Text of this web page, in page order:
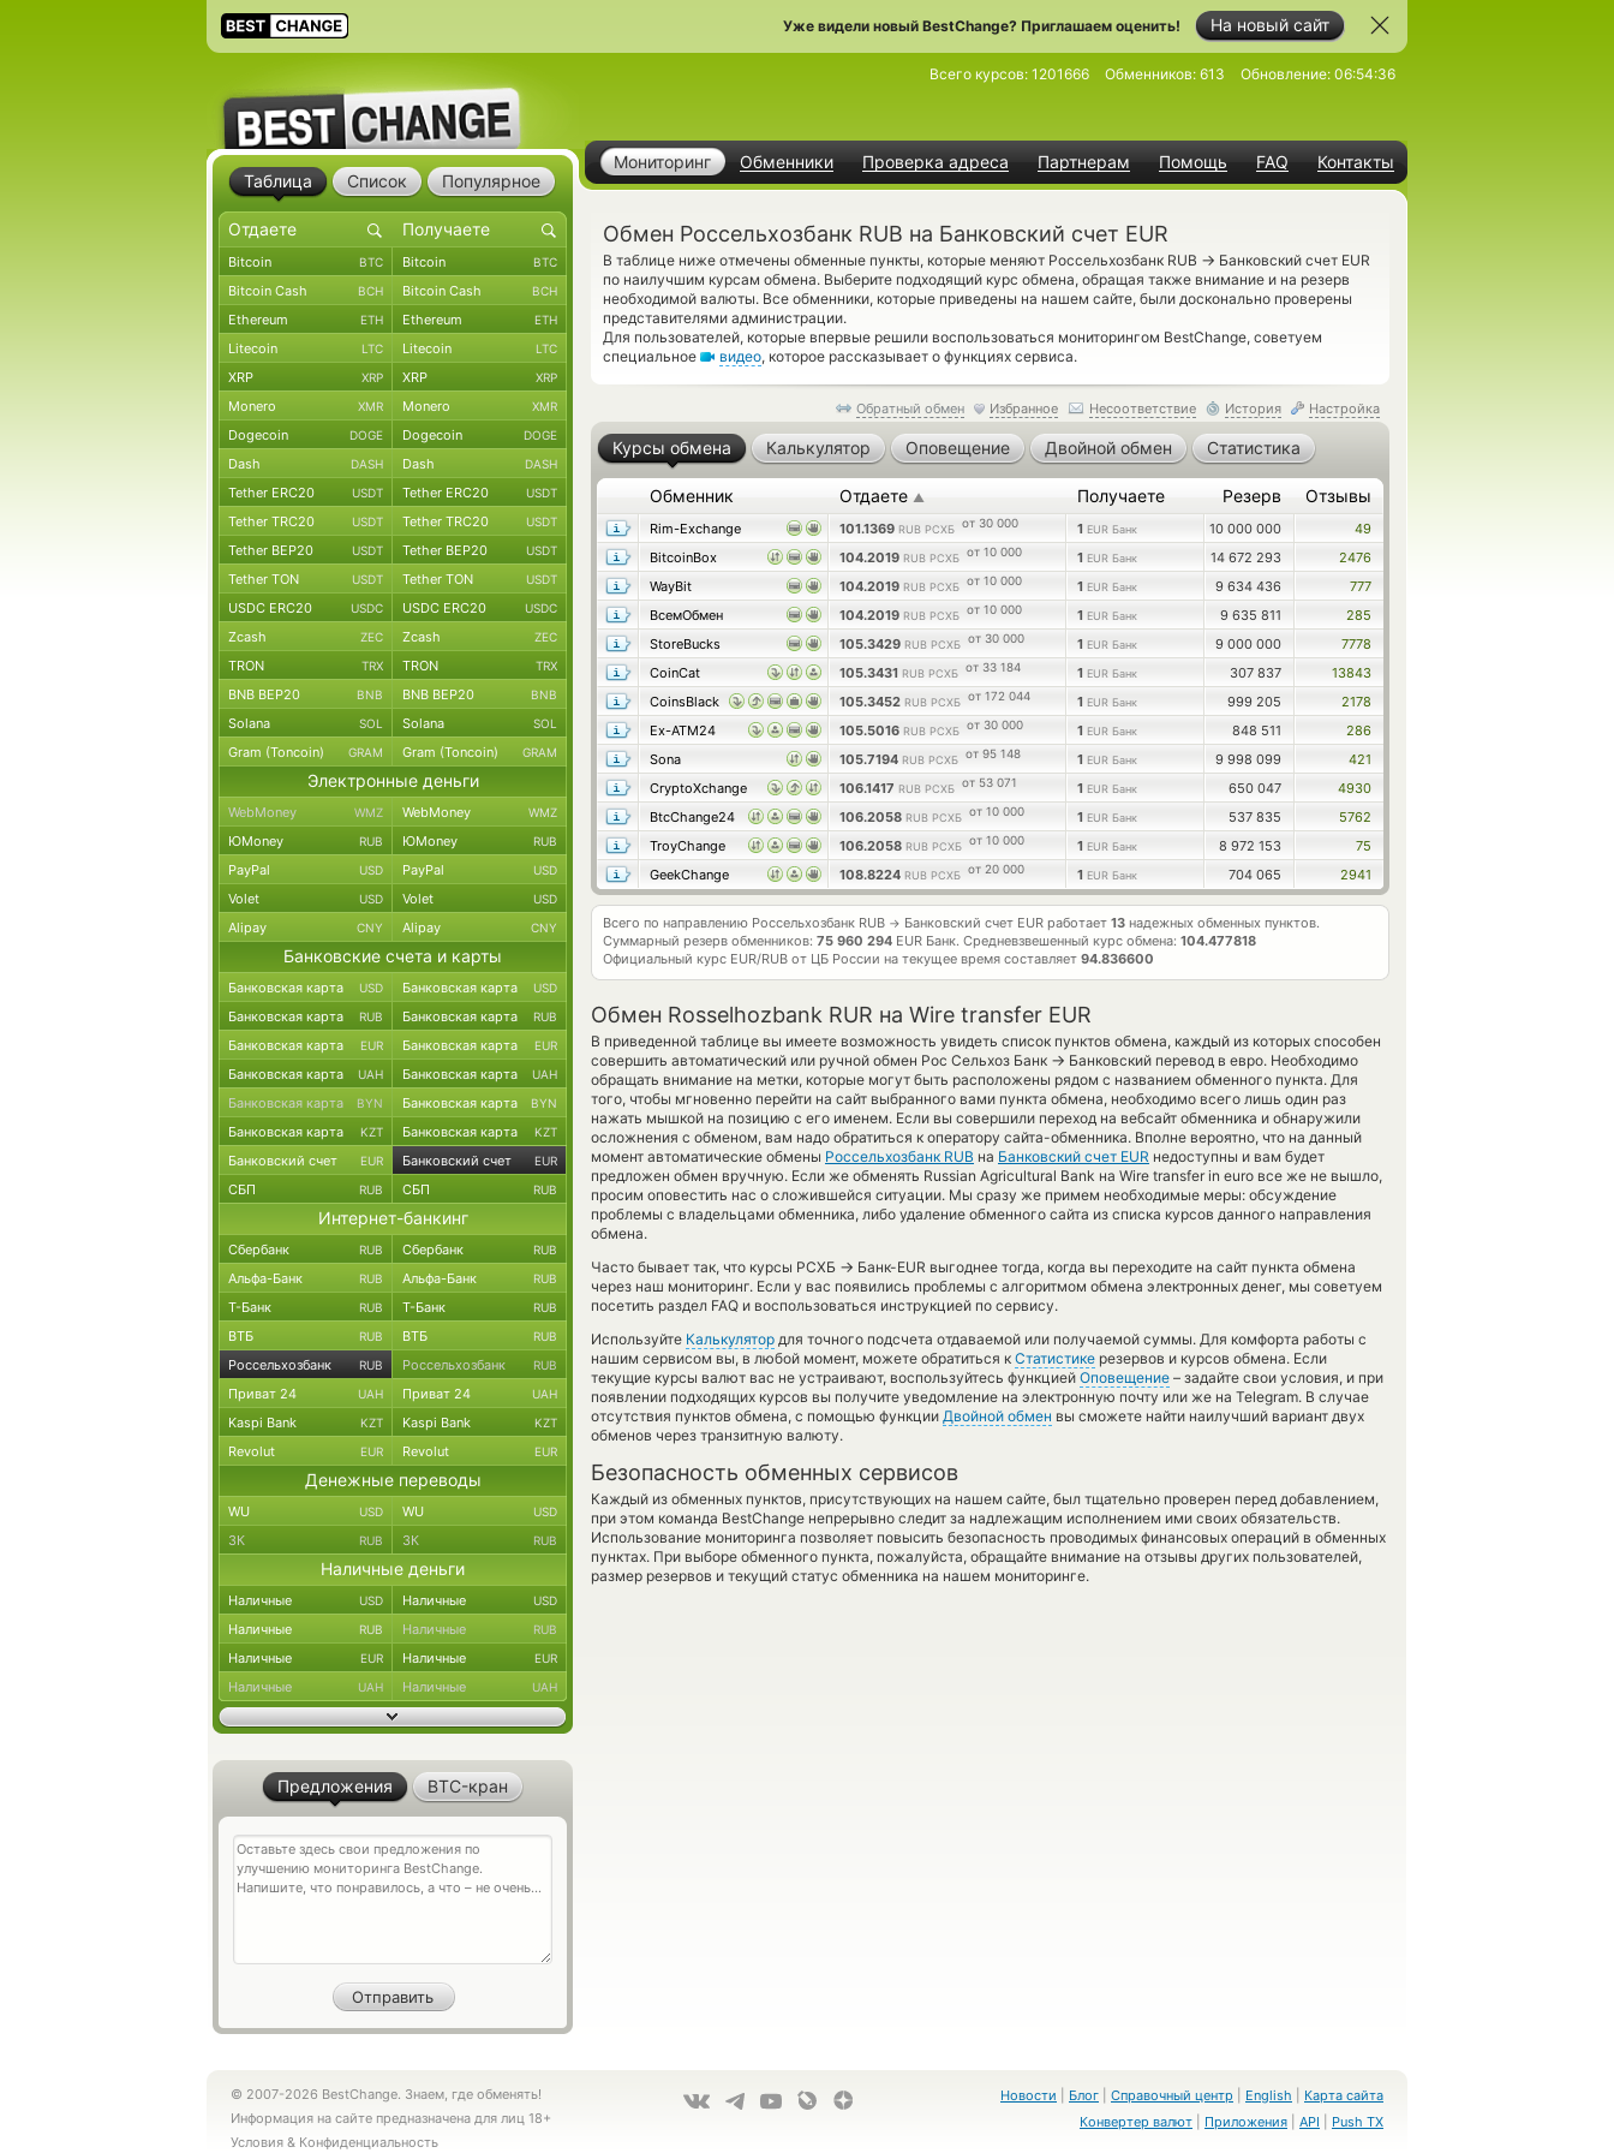
На новый сайт
Уже видели новый BestChange? Приглашаем оценить!
Мониторинг Обменники Проверка адреса Партнерам Помощь FAQ Контакты
Всего курсов: 1201666 Обменников: 613 Обновление: 06:54:36
Обмен Россельхозбанк RUB на Банковский счет EUR
В таблице ниже отмечены обменные пункты, которые меняют Россельхозбанк RUB → Банковский счет EUR
по наилучшим курсам обмена. Выберите подходящий курс обмена, обращая также внимание и на резерв
необходимой валюты. Все обменники, которые приведены на нашем сайте, были досконально проверены
представителями администрации.
Для пользователей, которые впервые решили воспользоваться мониторингом BestChange, советуем
специальное
видео, которое рассказывает о функциях сервиса.
Обратный обмен Избранное Несоответствие История Настройка
Курсы обмена Калькулятор Оповещение Двойной обмен Статистика
Обменник Отдаете ▲ Получаете Резерв Отзывы
Rim-Exchange 101.1369 RUB РСХБ от 30 000 1 EUR Банк 10 000 000
49
BitcoinBox
104.2019 RUB РСХБ от 10 000 1 EUR Банк 14 672 293
2476
WayBit
104.2019 RUB РСХБ от 10 000 1 EUR Банк 9 634 436
777
ВсемОбмен
104.2019 RUB РСХБ от 10 000 1 EUR Банк 9 635 811
285
StoreBucks
105.3429 RUB РСХБ от 30 000 1 EUR Банк 9 000 000
7778
CoinCat
105.3431 RUB РСХБ от 33 184 1 EUR Банк 307 837
13843
CoinsBlack
105.3452 RUB РСХБ от 172 044 1 EUR Банк 999 205
2178
Ex-ATM24
105.5016 RUB РСХБ от 30 000 1 EUR Банк 848 511
286
Sona
105.7194 RUB РСХБ от 95 148 1 EUR Банк 9 998 099
421
CryptoXchange
106.1417 RUB РСХБ от 53 071 1 EUR Банк 650 047
4930
BtcChange24
106.2058 RUB РСХБ от 10 000 1 EUR Банк 537 835
5762
TroyChange
106.2058 RUB РСХБ от 10 000 1 EUR Банк 8 972 153
75
GeekChange
108.8224 RUB РСХБ от 20 000 1 EUR Банк 704 065 2941
Всего по направлению Россельхозбанк RUB → Банковский счет EUR работает 13 надежных обменных пунктов.
Суммарный резерв обменников: 75 960 294 EUR Банк. Средневзвешенный курс обмена: 104.477818
Официальный курс EUR/RUB от ЦБ России на текущее время составляет 94.836600
Обмен Rosselhozbank RUR на Wire transfer EUR
В приведенной таблице вы имеете возможность увидеть список пунктов обмена, каждый из которых способен
совершить автоматический или ручной обмен Рос Сельхоз Банк → Банковский перевод в евро. Необходимо
обращать внимание на метки, которые могут быть расположены рядом с названием обменного пункта. Для
того, чтобы мгновенно перейти на сайт выбранного вами пункта обмена, необходимо всего лишь один раз
нажать мышкой на позицию с его именем. Если вы совершили переход на вебсайт обменника и обнаружили
осложнения с обменом, вам надо обратиться к оператору сайта-обменника. Вполне вероятно, что на данный
момент автоматические обмены Россельхозбанк RUB на Банковский счет EUR недоступны и вам будет
предложен обмен вручную. Если же обменять Russian Agricultural Bank на Wire transfer in euro все же не вышло,
просим оповестить нас о сложившейся ситуации. Мы сразу же примем необходимые меры: обсуждение
проблемы с владельцами обменника, либо удаление обменного сайта из списка курсов данного направления
обмена.
Часто бывает так, что курсы РСХБ → Банк-EUR выгоднее тогда, когда вы переходите на сайт пункта обмена
через наш мониторинг. Если у вас появились проблемы с алгоритмом обмена электронных денег, мы советуем
посетить раздел FAQ и воспользоваться инструкцией по сервису.
Используйте Калькулятор для точного подсчета отдаваемой или получаемой суммы. Для комфорта работы с
нашим сервисом вы, в любой момент, можете обратиться к Статистике резервов и курсов обмена. Если
текущие курсы валют вас не устраивают, воспользуйтесь функцией Оповещение – задайте свои условия, и при
появлении подходящих курсов вы получите уведомление на электронную почту или же на Telegram. В случае
отсутствия пунктов обмена, с помощью функции Двойной обмен вы сможете найти наилучший вариант двух
обменов через транзитную валюту.
Безопасность обменных сервисов
Каждый из обменных пунктов, присутствующих на нашем сайте, был тщательно проверен перед добавлением,
при этом команда BestChange непрерывно следит за надлежащим исполнением ими своих обязательств.
Использование мониторинга позволяет повысить безопасность проводимых финансовых операций в обменных
пунктах. При выборе обменного пункта, пожалуйста, обращайте внимание на отзывы других пользователей,
размер резервов и текущий статус обменника на нашем мониторинге.
Таблица Список Популярное
Bitcoin BTC Bitcoin BTC
Bitcoin Cash BCH Bitcoin Cash BCH
Ethereum ETH Ethereum ETH
Litecoin LTC Litecoin LTC
XRP XRP XRP XRP
Monero XMR Monero XMR
Dogecoin DOGE Dogecoin DOGE
Dash DASH Dash DASH
Tether ERC20 USDT Tether ERC20 USDT
Tether TRC20 USDT Tether TRC20 USDT
Tether BEP20 USDT Tether BEP20 USDT
Tether TON USDT Tether TON USDT
USDC ERC20 USDC USDC ERC20 USDC
Zcash ZEC Zcash ZEC
TRON TRX TRON TRX
BNB BEP20 BNB BNB BEP20 BNB
Solana SOL Solana SOL
Gram (Toncoin) GRAM Gram (Toncoin) GRAM
Электронные деньги
WebMoney WMZ WebMoney WMZ
ЮMoney RUB ЮMoney RUB
PayPal USD PayPal USD
Volet USD Volet USD
Alipay CNY Alipay CNY
Банковские счета и карты
Банковская карта USD Банковская карта USD
Банковская карта RUB Банковская карта RUB
Банковская карта EUR Банковская карта EUR
Банковская карта UAH Банковская карта UAH
Банковская карта BYN Банковская карта BYN
Банковская карта KZT Банковская карта KZT
Банковский счет EUR Банковский счет EUR
СБП RUB СБП RUB
Интернет-банкинг
Сбербанк RUB Сбербанк RUB
Альфа-Банк RUB Альфа-Банк RUB
Т-Банк RUB Т-Банк RUB
ВТБ RUB ВТБ RUB
Россельхозбанк RUB Россельхозбанк RUB
Приват 24 UAH Приват 24 UAH
Kaspi Bank KZT Kaspi Bank KZT
Revolut EUR Revolut EUR
Денежные переводы
WU USD WU USD
ЗК RUB ЗК RUB
Наличные деньги
Наличные USD Наличные USD
Наличные RUB Наличные RUB
Наличные EUR Наличные EUR
Наличные UAH Наличные UAH
Предложения BTC-кран
© 2007-2026 BestChange. Знаем, где обменять!
Информация на сайте предназначена для лиц 18+
Условия & Конфиденциальность
Новости Блог Справочный центр English
Карта сайта
Конвертер валют
Приложения API Push TX